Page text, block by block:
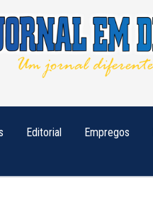
Editorial Empregos